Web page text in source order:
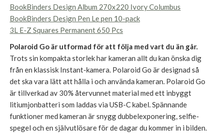
BookBinders Design Album 270x220 Ivory Columbus
BookBinders Design Pen Le pen 10-pack
3L E-Z Squares Permanent 650 Pcs
Polaroid Go är utformad för att följa med vart du än går.
Trots sin kompakta storlek har kameran allt du kan önska dig
från en klassisk Instant-kamera. Polaroid Go är designad så
det ska vara lätt att hålla i och använda kameran. Polaroid Go
är tillverkad av 30% återvunnet material med ett inbyggt
litiumjonbatteri som laddas via USB-C kabel. Spännande
funktioner med kameran är snygg dubbelexponering, selfie-
spegel och en självutlösare för de dagar du kommer in i bilden.